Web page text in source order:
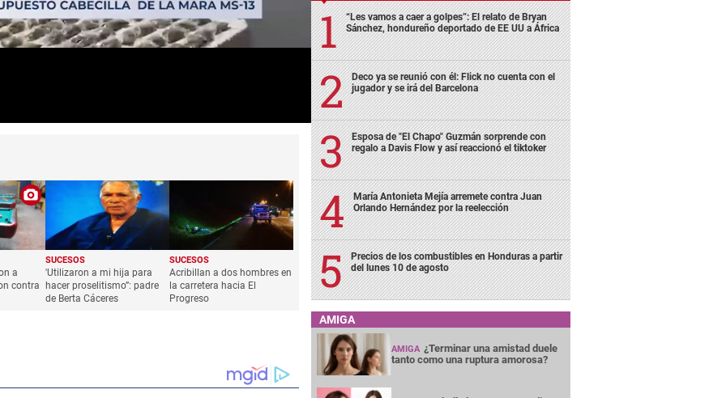
a
contra
SUCESOS
'Utilizaron a mi hija para
hacer proselitismo”: padre
de Berta Cáceres
SUCESOS
Acribillan a dos hombres en
la carretera hacia El
Progreso
“Les vamos a caer a golpes”: El relato de Bryan
Sánchez, hondureño deportado de EE UU a África
Deco ya se reunió con él: Flick no cuenta con el
jugador y se irá del Barcelona
Esposa de "El Chapo" Guzmán sorprende con
regalo a Davis Flow y así reaccionó el tiktoker
María Antonieta Mejía arremete contra Juan
Orlando Hernández por la reelección
Precios de los combustibles en Honduras a partir
del lunes 10 de agosto
AMIGA
AMIGA ¿Terminar una amistad duele
tanto como una ruptura amorosa?